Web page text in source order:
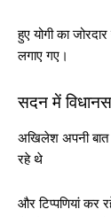
हुए योगी का
लगाए गए।
सदन में
अखिलेश अपनी बात
रहे थे
और टिप्पणियां कर